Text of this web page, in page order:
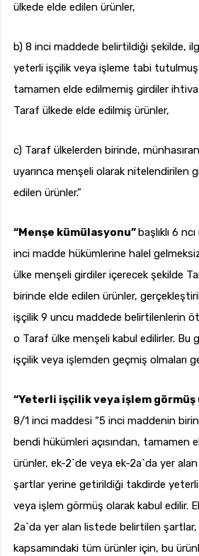
ülkede elde edilen ürünler,
b) 8 inci maddede belirtildiği şekilde,
yeterli işçilik veya işleme tabi tutulmuş
tamamen elde edilmemiş girdiler ihtiva
Taraf ülkede elde edilmiş ürünler,
c) Taraf ülkelerden birinde,
uyarınca menşeli olarak nitelendirilen
edilen ürünler.”
“Menşe kümülasyonu” başlıklı 6
inci madde hükümlerine halel
ülke menşeli girdiler içerecek şekilde
birinde elde edilen ürünler,
işçilik 9 uncu maddede belirtilenlerin
o Taraf ülke menşeli kabul edilirler. Bu
işçilik veya işlemden geçmiş olmaları
“Yeterli işçilik veya işlem görmüş
8/1 inci maddesi “5 inci maddenin
bendi hükümleri açısından, tamamen
ürünler, ek-2`de veya ek-2a`da yer
şartlar yerine getirildiği takdirde
veya işlem görmüş olarak kabul edilir.
2a`da yer alan listede belirtilen
kapsamındaki tüm ürünler için, bu